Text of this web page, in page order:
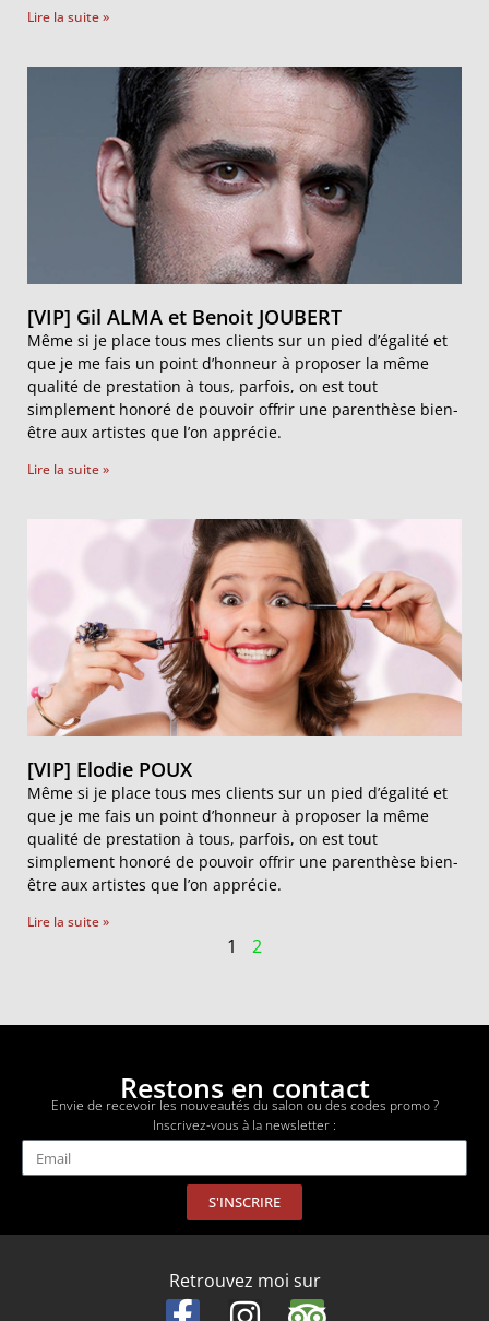
Lire la suite »
[VIP] Gil ALMA et Benoit JOUBERT
Même si je place tous mes clients sur un pied d’égalité et
que je me fais un point d’honneur à proposer la même
qualité de prestation à tous, parfois, on est tout
simplement honoré de pouvoir offrir une parenthèse bien-
être aux artistes que l’on apprécie.
Lire la suite »
[VIP] Elodie POUX
Même si je place tous mes clients sur un pied d’égalité et
que je me fais un point d’honneur à proposer la même
qualité de prestation à tous, parfois, on est tout
simplement honoré de pouvoir offrir une parenthèse bien-
être aux artistes que l’on apprécie.
Lire la suite »
1 2
Restons en contact
Envie de recevoir les nouveautés du salon ou des codes promo ?
Inscrivez-vous à la newsletter :
S'INSCRIRE
Retrouvez moi sur